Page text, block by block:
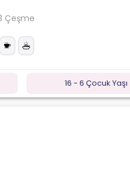
Çeşme
16 - 6 Çocuk Yaşı